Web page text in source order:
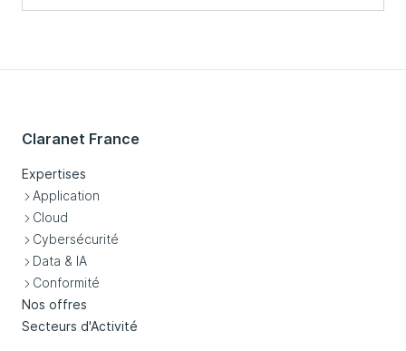
Claranet France
Expertises
Application
Cloud
Cybersécurité
Data & IA
Conformité
Nos offres
Secteurs d'Activité